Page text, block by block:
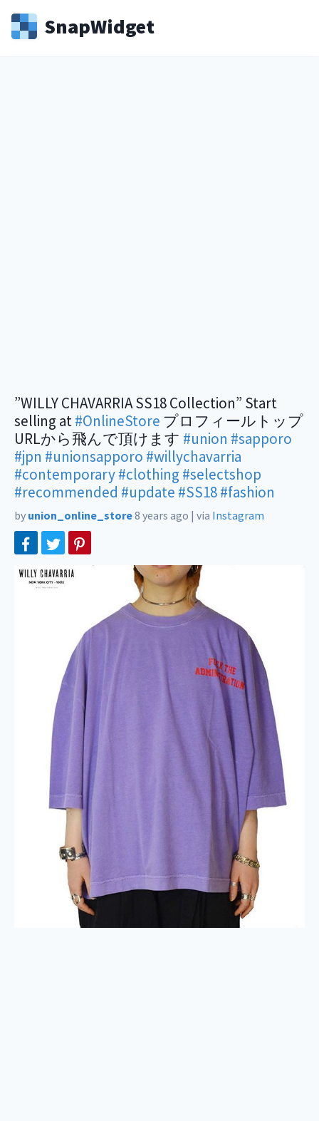
SnapWidget
”WILLY CHAVARRIA SS18 Collection” Start
selling at#OnlineStore プロフィールトップ
URLから飛んで頂けます #union #sapporo
#jpn #unionsapporo #willychavarria
#contemporary#clothing #selectshop
#recommended #update #SS18#fashion
by union_online_store8 years ago | via Instagram